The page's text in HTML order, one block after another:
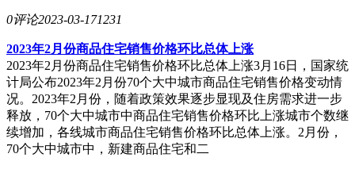
0评论2023-03-171231
2023年2月份商品住宅销售价格环比总体上涨
2023年2月份商品住宅销售价格环比总体上涨3月16日，国家统
计局公布2023年2月份70个大中城市商品住宅销售价格变动情
况。2023年2月份，随着政策效果逐步显现及住房需求进一步
释放，70个大中城市中商品住宅销售价格环比上涨城市个数继
续增加，各线城市商品住宅销售价格环比总体上涨。2月份，
70个大中城市中，新建商品住宅和二